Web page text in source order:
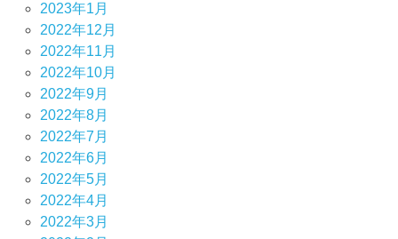
2023年1月
2022年12月
2022年11月
2022年10月
2022年9月
2022年8月
2022年7月
2022年6月
2022年5月
2022年4月
2022年3月